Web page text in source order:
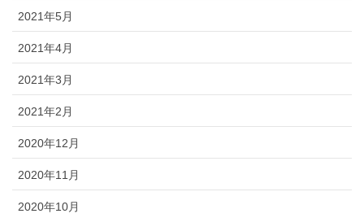
2021年5月
2021年4月
2021年3月
2021年2月
2020年12月
2020年11月
2020年10月